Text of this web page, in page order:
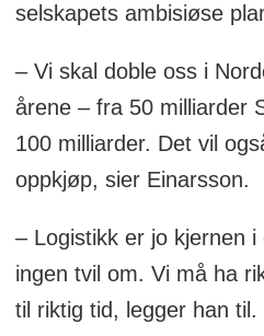
selskapets ambisiøse
– Vi skal doble oss i
årene – fra 50 milliarder
100 milliarder. Det vil
oppkjøp, sier Einarsson.
– Logistikk er jo kjernen
ingen tvil om. Vi må ha
til riktig tid, legger han til.